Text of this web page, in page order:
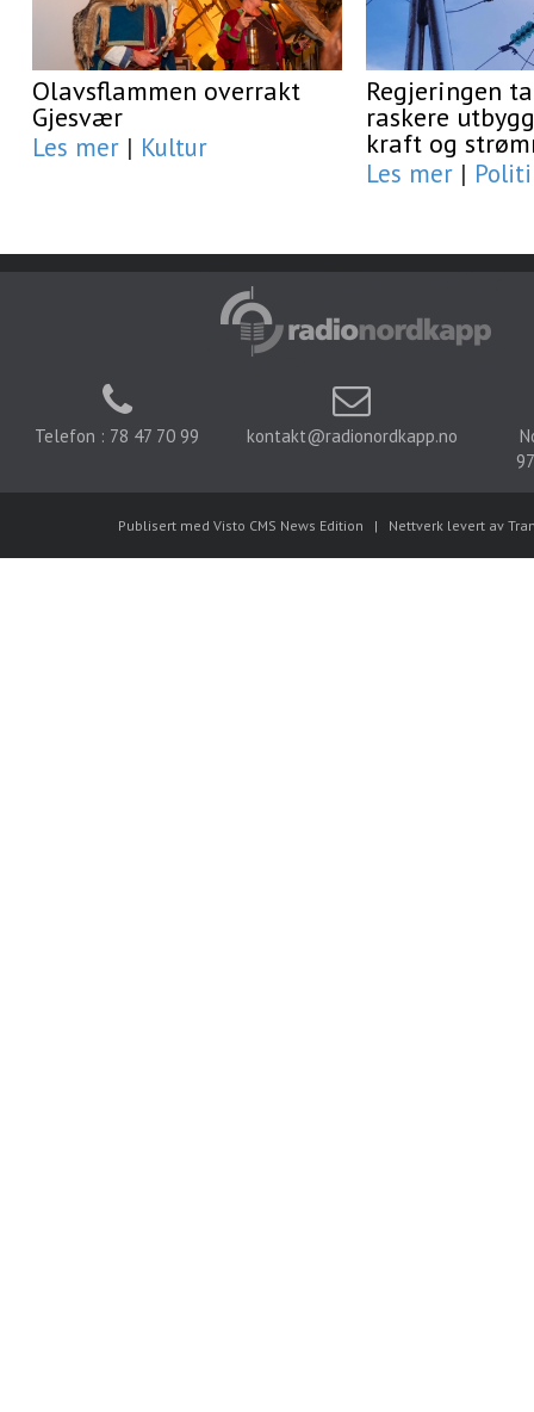
Olavsflammen overrakt
Gjesvær
Les mer | Kultur
Regjeringen
raskere
kraft og
Les mer |
Telefon : 78 47 70 99 kontakt@radionordkapp.no
Publisert med Visto CMS News Edition | Nettverk levert av